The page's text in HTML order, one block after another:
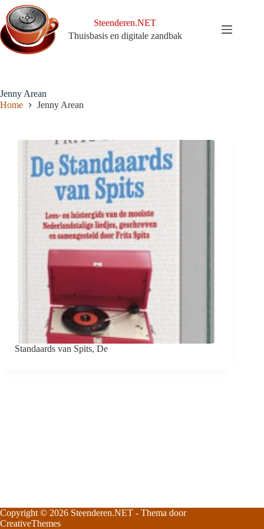
naar
de
inhoud
Steenderen.NET
Thuisbasis en digitale zandbak
Jenny Arean
Home
Jenny Arean
Standaards van Spits, De
Copyright © 2026 Steenderen.NET - Thema door
CreativeThemes